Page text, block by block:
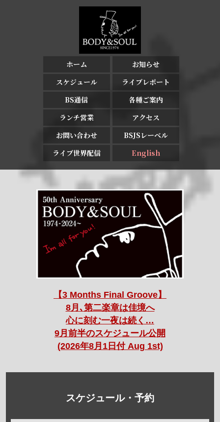
ホーム
お知らせ
スケジュール
ライブレポート
BS通信
各種ご案内
ランチ営業
アクセス
お問い合わせ
BSJSレーベル
ライブ世界配信
English
【3 Months Final Groove】
8月､第二楽章は佳境へ
心に刻む一夜は続く…
9月前半のスケジュール公開
(2026年8月1日付 Aug 1st)
スケジュール・予約